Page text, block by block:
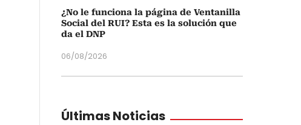
¿No le funciona la página de Ventanilla
Social del RUI? Esta es la solución que
da el DNP
06/08/2026
Últimas Noticias